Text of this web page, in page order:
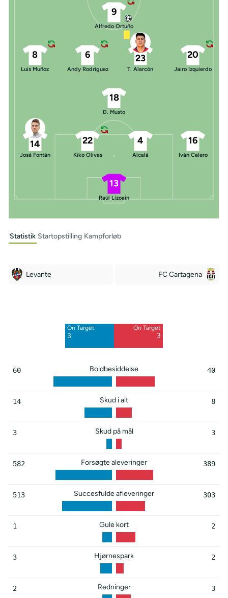
13
Raúl Lizoain
14
José Fontán
22
Kiko Olivas
4
Alcalá
16
Iván Calero
18
D. Musto
8
Luis Muñoz
6
Andy Rodríguez
23
T. Alarcón
20
Jairo Izquierdo
9
Alfredo Ortuño
Statistik Startopstilling Kampforløb
Levante FC Cartagena
On Target
3
On Target
3
60 Boldbesiddelse 40
14 Skud i alt 8
3 Skud på mål 3
582 Forsøgte aleveringer 389
513 Succesfulde afleveringer 303
1 Gule kort 2
3 Hjørnespark 2
2 Redninger 3